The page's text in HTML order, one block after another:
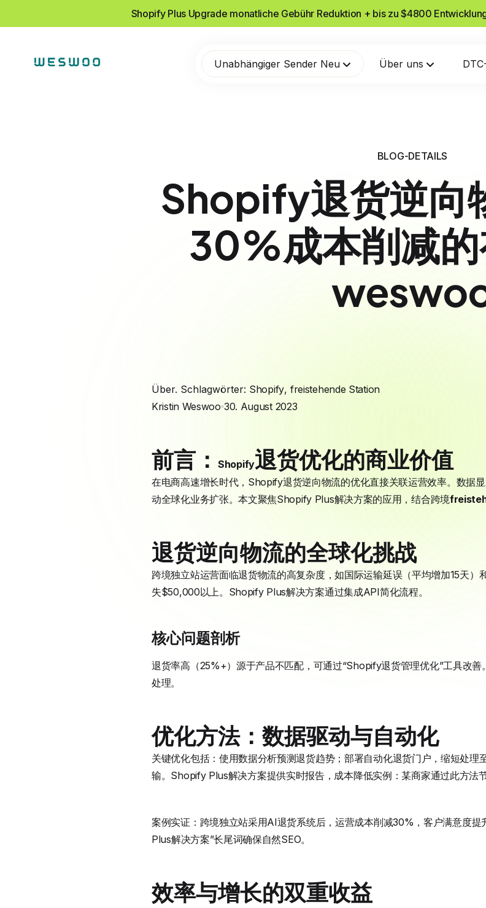
Shopify Plus Upgrade monatliche Gebühr Reduktion + bis zu $4800
Unabhängiger Sender Neu Über uns
BLOG-DETAILS
Shopify退货逆向
30%成本削减
Über. Schlagwörter: Shopify, freistehende Station
Kristin Weswoo 30. August 2023
前言： Shopify退货优化的商业价值
在电商高速增长时代，Shopify退货逆向物流的优化直接关联运营效率。数据
动全球化业务扩张。本文聚焦Shopify Plus解决方案的应用，结合跨境
退货逆向物流的全球化挑战
跨境独立站运营面临退货物流的高复杂度，如国际运输延误（平均增加15天
失$50,000以上。Shopify Plus解决方案通过集成API简化流程。
核心问题剖析
退货率高（25%+）源于产品不匹配，可通过“Shopify退货管理优化”工具改
处理。
优化方法：数据驱动与自动化
关键优化包括：使用数据分析预测退货趋势；部署自动化退货门户，缩短处
输。Shopify Plus解决方案提供实时报告，成本降低实例：某商家通过此方法
案例实证：跨境独立站采用AI退货系统后，运营成本削减30%，客户满意度
Plus解决方案”长尾词确保自然SEO。
效率与增长的双重收益